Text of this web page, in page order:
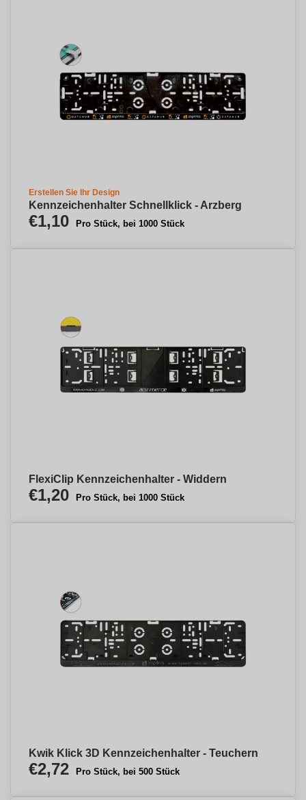
Erstellen Sie Ihr Design
Kennzeichenhalter Schnellklick - Arzberg
€1,10 Pro Stück, bei 1000 Stück
FlexiClip Kennzeichenhalter - Widdern
€1,20 Pro Stück, bei 1000 Stück
Kwik Klick 3D Kennzeichenhalter - Teuchern
€2,72 Pro Stück, bei 500 Stück